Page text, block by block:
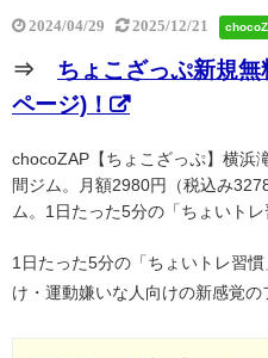
2024/04/29 2025/12/21
⇒ ちょこざっぷ新規
ページ)！
chocoZAP【ちょこざっぷ】横浜
間ジム。月額2980円（税込み
ム。1日たった5分の「ちょいト
1日たった5分の「ちょいトレ習
け・運動嫌いな人向けの新感覚